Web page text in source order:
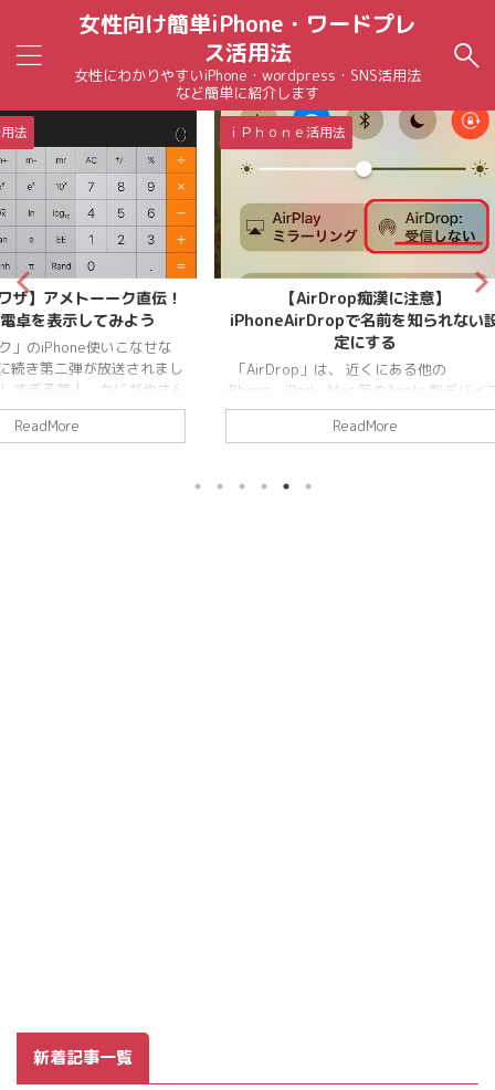
女性向け簡単iPhone・ワードプレ
ス活用法
女性にわかりやすいiPhone・wordpress・SNS活用法
など簡単に紹介します
直伝！
よう
なせな
されまし
がやさん
「本気を
！」
ｉＰｈｏｎｅ活用法
【AirDrop痴漢に注意】
iPhoneAirDropで名前を知られない設
「AirDrop」は、 近くにある他の
iPhone・iPad・Mac 等のApple 製デバイス
と「写真」・「ビデオ」・「位置情報」な
どを簡単に共有することができます。 そ
電車内など近くのiPhone保持者に 自分の名
ｉＰｈｏ
【
大丈夫？
てる方が
新着記事一覧